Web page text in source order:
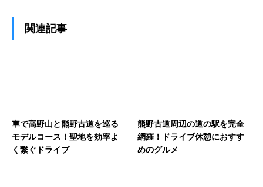
関連記事
車で高野山と熊野古道を巡る
モデルコース！聖地を効率よ
く繋ぐドライブ
熊野古道周辺の道の駅を完全
網羅！ドライブ休憩におすす
めのグルメ